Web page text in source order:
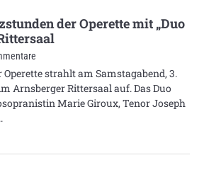
der Operette mit „Duo
Operette strahlt am Samstagabend, 3.
Arnsberger Rittersaal auf. Das Duo
Marie Giroux, Tenor Joseph